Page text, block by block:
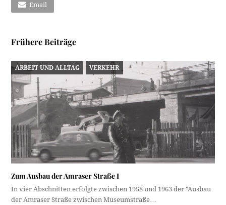
Email
Frühere Beiträge
ARBEIT UND ALLTAG VERKEHR
Zum Ausbau der Amraser Straße I
In vier Abschnitten erfolgte zwischen 1958 und 1963 der "Ausbau
der Amraser Straße zwischen Museumstraße…